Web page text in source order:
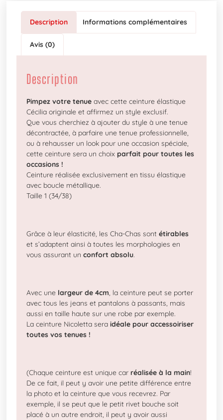
Description Informations complémentaires
Avis (0)
Description
Pimpez votre tenue avec cette ceinture élastique
Cécilia originale et affirmez un style exclusif.
Que vous cherchiez à ajouter du style à une tenue
décontractée, à parfaire une tenue professionnelle,
ou à rehausser un look pour une occasion spéciale,
cette ceinture sera un choix parfait pour toutes les
occasions !
Ceinture réalisée exclusivement en tissu élastique
avec boucle métallique.
Taille 1 (34/38)
Grâce à leur élasticité, les Cha-Chas sontétirables
et s’adaptent ainsi à toutes les morphologies en
vous assurant unconfort absolu.
Avec une largeur de 4cm, la ceinture peut se porter
avec tous les jeans et pantalons à passants, mais
aussi en taille haute sur une robe par exemple.
La ceinture Nicoletta sera idéale pour accessoiriser
toutes vos tenues !
(Chaque ceinture est unique car réalisée à la main!
De ce fait, il peut y avoir une petite différence entre
la photo et la ceinture que vous recevrez. Par
exemple, il se peut que le petit rivet bouche soit
placé à un autre endroit, il peut y avoir aussi